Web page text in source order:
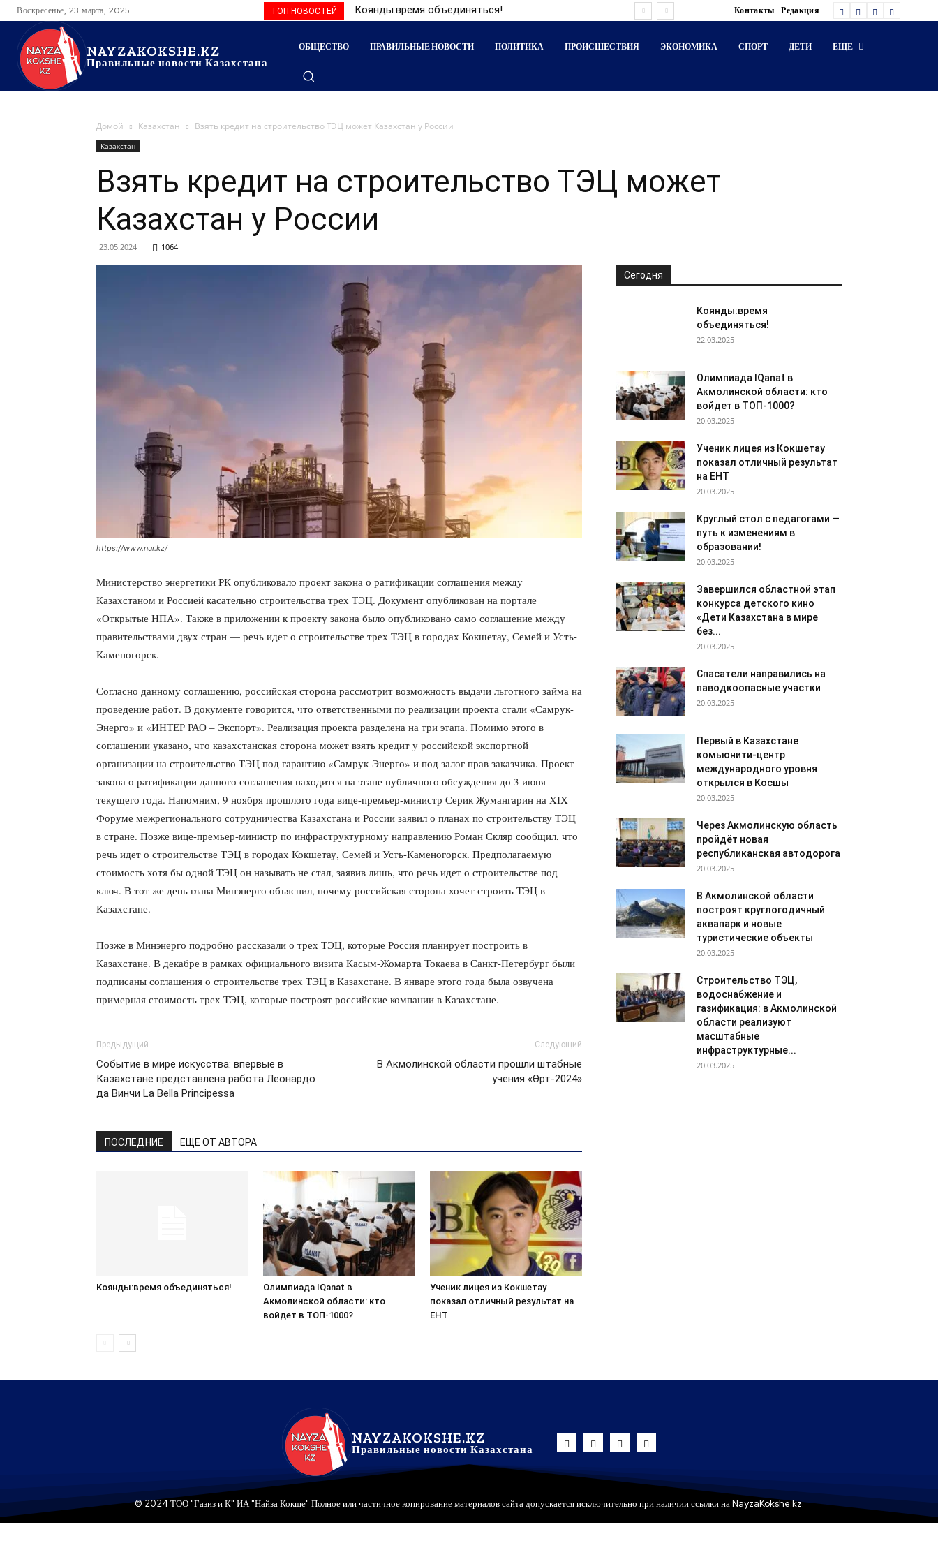
Воскресенье, 23 марта, 2025 ТОП НОВОСТЕЙ Коянды:время объединяться! Контакты Редакция
NAYZAKOKSHE.KZ
Правильные новости Казахстана
ОБЩЕСТВО ПРАВИЛЬНЫЕ НОВОСТИ ПОЛИТИКА ПРОИСШЕСТВИЯ ЭКОНОМИКА СПОРТ ДЕТИ ЕЩЕ
Домой Казахстан Взять кредит на строительство ТЭЦ может Казахстан у России
Казахстан
Взять кредит на строительство ТЭЦ может
Казахстан у России
23.05.2024 1064
https://www.nur.kz/
Министерство энергетики РК опубликовало проект закона о ратификации соглашения между
Казахстаном и Россией касательно строительства трех ТЭЦ. Документ опубликован на портале
«Открытые НПА». Также в приложении к проекту закона было опубликовано само соглашение между
правительствами двух стран — речь идет о строительстве трех ТЭЦ в городах Кокшетау, Семей и Усть-
Каменогорск.
Согласно данному соглашению, российская сторона рассмотрит возможность выдачи льготного займа на
проведение работ. В документе говорится, что ответственными по реализации проекта стали «Самрук-
Энерго» и «ИНТЕР РАО – Экспорт». Реализация проекта разделена на три этапа. Помимо этого в
соглашении указано, что казахстанская сторона может взять кредит у российской экспортной
организации на строительство ТЭЦ под гарантию «Самрук-Энерго» и под залог прав заказчика. Проект
закона о ратификации данного соглашения находится на этапе публичного обсуждения до 3 июня
текущего года. Напомним, 9 ноября прошлого года вице-премьер-министр Серик Жумангарин на XIX
Форуме межрегионального сотрудничества Казахстана и России заявил о планах по строительству ТЭЦ
в стране. Позже вице-премьер-министр по инфраструктурному направлению Роман Скляр сообщил, что
речь идет о строительстве ТЭЦ в городах Кокшетау, Семей и Усть-Каменогорск. Предполагаемую
стоимость хотя бы одной ТЭЦ он называть не стал, заявив лишь, что речь идет о строительстве под
ключ. В тот же день глава Минэнерго объяснил, почему российская сторона хочет строить ТЭЦ в
Казахстане.
Позже в Минэнерго подробно рассказали о трех ТЭЦ, которые Россия планирует построить в
Казахстане. В декабре в рамках официального визита Касым-Жомарта Токаева в Санкт-Петербург были
подписаны соглашения о строительстве трех ТЭЦ в Казахстане. В январе этого года была озвучена
примерная стоимость трех ТЭЦ, которые построят российские компании в Казахстане.
Предыдущий
Событие в мире искусства: впервые в
Казахстане представлена работа Леонардо
да Винчи La Bella Principessa
Следующий
В Акмолинской области прошли штабные
учения «Өрт-2024»
ПОСЛЕДНИЕ ЕЩЕ ОТ АВТОРА
Коянды:время объединяться!
Олимпиада IQanat в
Акмолинской области: кто
войдет в ТОП-1000?
Ученик лицея из Кокшетау
показал отличный результат на
ЕНТ
Сегодня
Коянды:время
объединяться!
22.03.2025
Олимпиада IQanat в
Акмолинской области: кто
войдет в ТОП-1000?
20.03.2025
Ученик лицея из Кокшетау
показал отличный результат
на ЕНТ
20.03.2025
Круглый стол с педагогами —
путь к изменениям в
образовании!
20.03.2025
Завершился областной этап
конкурса детского кино
«Дети Казахстана в мире
без...
20.03.2025
Спасатели направились на
паводкоопасные участки
20.03.2025
Первый в Казахстане
комьюнити-центр
международного уровня
открылся в Косшы
20.03.2025
Через Акмолинскую область
пройдёт новая
республиканская автодорога
20.03.2025
В Акмолинской области
построят круглогодичный
аквапарк и новые
туристические объекты
20.03.2025
Строительство ТЭЦ,
водоснабжение и
газификация: в Акмолинской
области реализуют
масштабные
инфраструктурные...
20.03.2025
NAYZAKOKSHE.KZ
Правильные новости Казахстана
© 2024 ТОО "Газиз и К" ИА "Найза Кокше" Полное или частичное копирование материалов сайта допускается исключительно при наличии ссылки на NayzaKokshe.kz.